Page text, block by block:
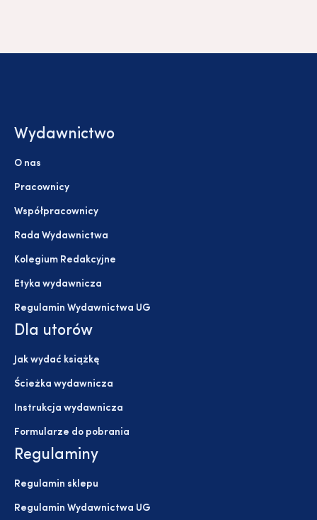
Wydawnictwo
O nas
Pracownicy
Współpracownicy
Rada Wydawnictwa
Kolegium Redakcyjne
Etyka wydawnicza
Regulamin Wydawnictwa UG
Dla utorów
Jak wydać książkę
Ścieżka wydawnicza
Instrukcja wydawnicza
Formularze do pobrania
Regulaminy
Regulamin sklepu
Regulamin Wydawnictwa UG